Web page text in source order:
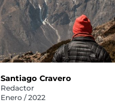
Santiago Cravero
Redactor
Enero / 2022